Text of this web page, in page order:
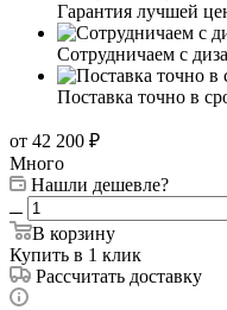
Гарантия лучшей
Сотрудничаем с
Поставка точно в
от 42 200 ₽
Много
Нашли дешевле?
В корзину
Купить в 1 клик
Рассчитать доставку